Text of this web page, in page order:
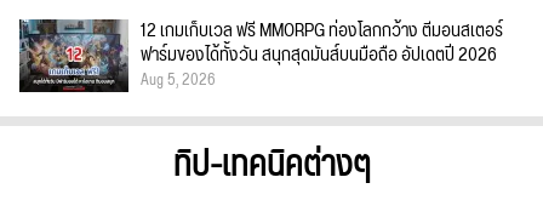
12 เกมเก็บเวล ฟรี MMORPG ท่องโลกกว้าง ตีมอนสเตอร์
ฟาร์มของได้ทั้งวัน สนุกสุดมันส์บนมือถือ อัปเดตปี 2026
Aug 5, 2026
ทิป-เทคนิคต่างๆ